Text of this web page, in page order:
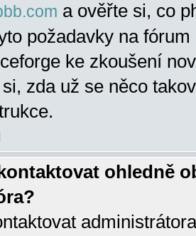
a ověřte si, co
požadavky na
ke zkoušení
zda už se něco
ohledně